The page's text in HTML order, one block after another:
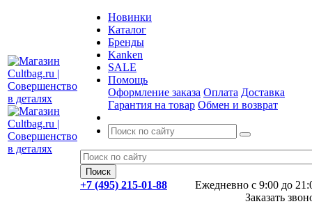
Новинки
Каталог
Бренды
Kanken
SALE
Помощь
Оформление заказа Оплата Доставка
Гарантия на товар Обмен и возврат
Ежедневно с 9:00 до
+7 (495) 215-01-88
Заказать